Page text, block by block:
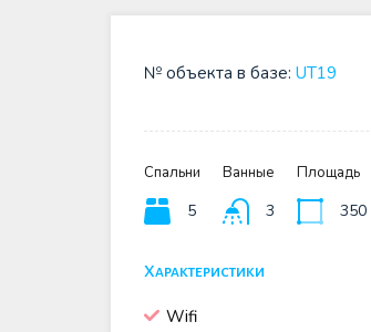
№ объекта в базе: UT19
Спальни
5
Ванные
3
Площадь
350
Характеристики
Wifi